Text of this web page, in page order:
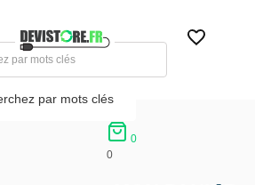
par mots clés
0
0